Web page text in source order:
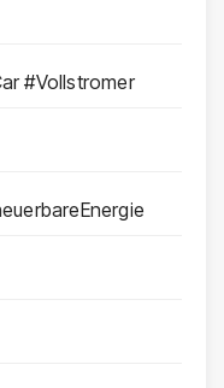
#Vollstromer